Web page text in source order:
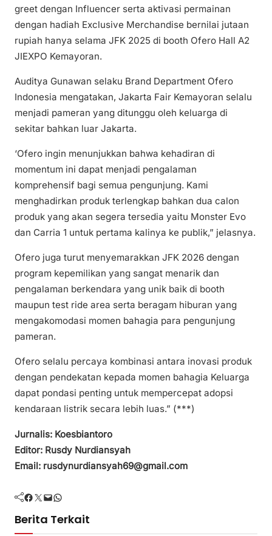
greet dengan Influencer serta aktivasi permainan
dengan hadiah Exclusive Merchandise bernilai jutaan
rupiah hanya selama JFK 2025 di booth Ofero Hall A2
JIEXPO Kemayoran.
Auditya Gunawan selaku Brand Department Ofero
Indonesia mengatakan, Jakarta Fair Kemayoran selalu
menjadi pameran yang ditunggu oleh keluarga di
sekitar bahkan luar Jakarta.
‘Ofero ingin menunjukkan bahwa kehadiran di
momentum ini dapat menjadi pengalaman
komprehensif bagi semua pengunjung. Kami
menghadirkan produk terlengkap bahkan dua calon
produk yang akan segera tersedia yaitu ​Monster Evo
dan Carria 1 untuk pertama kalinya ke publik,” jelasnya.
Ofero juga turut menyemarakkan JFK 2026 dengan
program kepemilikan yang sangat menarik dan
pengalaman berkendara yang unik baik di booth
maupun ​test ride area serta beragam hiburan yang
mengakomodasi momen bahagia para pengunjung
pameran.
Ofero selalu percaya kombinasi antara inovasi produk
dengan pendekatan kepada momen bahagia Keluarga
dapat pondasi penting untuk mempercepat adopsi
kendaraan listrik secara lebih luas.” (***)
Jurnalis: Koesbiantoro
Editor: Rusdy Nurdiansyah
Email: rusdynurdiansyah69@gmail.com
Facebook Twitter Mail WhatsApp
Berita Terkait